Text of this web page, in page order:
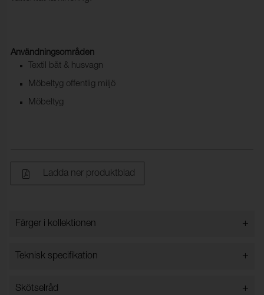
Användningsområden
Textil båt & husvagn
Möbeltyg offentlig miljö
Möbeltyg
Ladda ner produktblad
Färger i kollektionen +
Färger i kollektionen
Teknisk specifikation +
Bredd:
Skötselråd +